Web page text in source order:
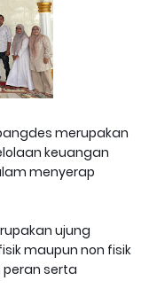
merupakan
keuangan
menyerap
ujung
maupun non fisik
serta